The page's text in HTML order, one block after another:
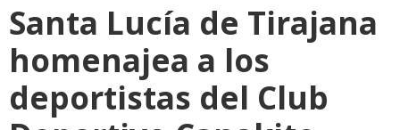
Santa Lucía de Tirajana
homenajea a los
deportistas del Club